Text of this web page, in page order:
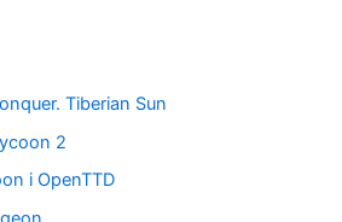
Tiberian Sun
2
i OpenTTD